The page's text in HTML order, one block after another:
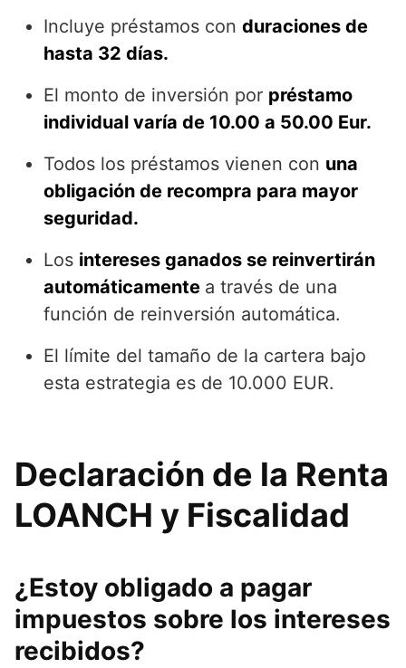
Incluye préstamos con duraciones de
hasta 32 días.
El monto de inversión por préstamo
individual varía de 10.00 a 50.00 Eur.
Todos los préstamos vienen con una
obligación de recompra para mayor
seguridad.
Los intereses ganados se reinvertirán
automáticamente a través de una
función de reinversión automática.
El límite del tamaño de la cartera bajo
esta estrategia es de 10.000 EUR.
Declaración de la Renta
LOANCH y Fiscalidad
¿Estoy obligado a pagar
impuestos sobre los intereses
recibidos?